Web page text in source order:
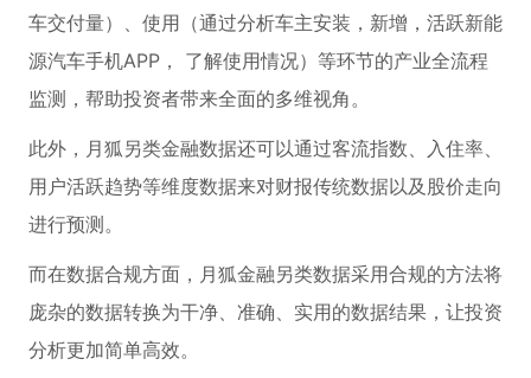
车交付量）、使用（通过分析车主安装，新增，活跃新能
源汽车手机APP， 了解使用情况）等环节的产业全流程
监测，帮助投资者带来全面的多维视角。
此外，月狐另类金融数据还可以通过客流指数、入住率、
用户活跃趋势等维度数据来对财报传统数据以及股价走向
进行预测。
而在数据合规方面，月狐金融另类数据采用合规的方法将
庞杂的数据转换为干净、准确、实用的数据结果，让投资
分析更加简单高效。